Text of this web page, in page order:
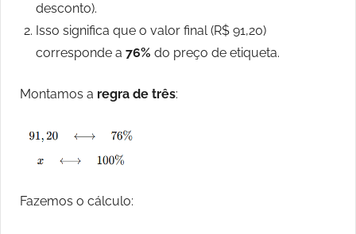
desconto).
Isso significa que o valor final (R$ 91,20)
corresponde a 76% do preço de etiqueta.
Montamos a regra de três:
Fazemos o cálculo: